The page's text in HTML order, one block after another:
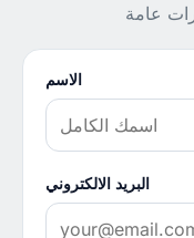
عامة
الاسم
البريد الالكتروني